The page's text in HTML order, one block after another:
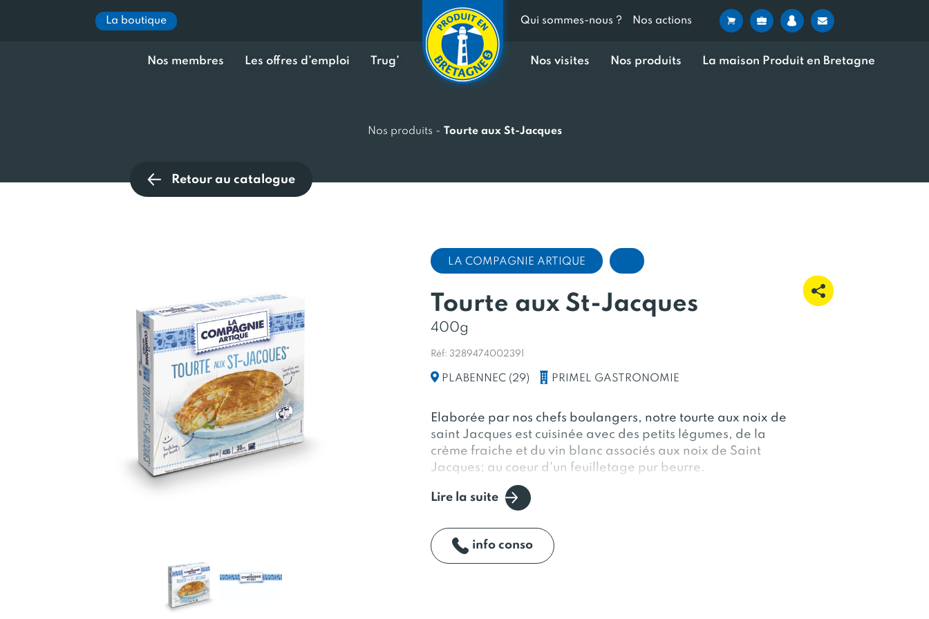
La boutique Qui sommes-nous ? Nos actions
Nos membres Les offres d’emploi Trug’ Nos visites Nos produits La maison Produit en Bretagne
Nos produits - Tourte aux St-Jacques
Retour au catalogue
LA COMPAGNIE ARTIQUE
Tourte aux St-Jacques
400g
Réf: 3289474002391
PLABENNEC (29) PRIMEL GASTRONOMIE
Elaborée par nos chefs boulangers, notre tourte aux noix de
saint Jacques est cuisinée avec des petits légumes, de la
crème fraiche et du vin blanc associés aux noix de Saint
Jacques; au coeur d'un feuilletage pur beurre.
Lire la suite
info conso